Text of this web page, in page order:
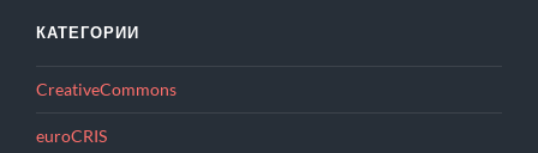
КАТЕГОРИИ
CreativeCommons
euroCRIS